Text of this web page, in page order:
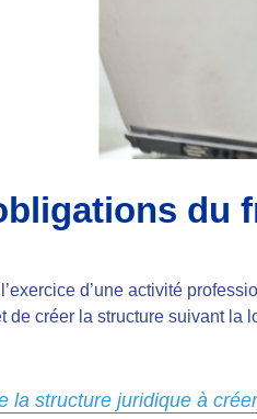
du
d’une activité
de créer la structure suivant
la structure juridique à créer